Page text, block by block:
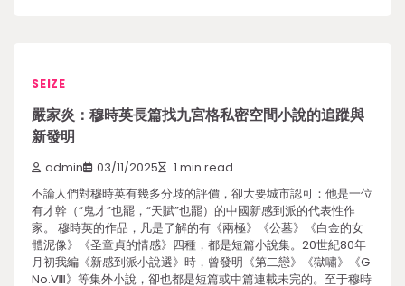
SEIZE
嚴家炎：穆時英長篇找九宮格私密空間小說的追蹤與
新發明
admin 03/11/2025 1 min read
不論人們對穆時英有幾多分歧的評價，卻大要城市認可：他是一位
有才幹（“鬼才”也罷，“天賦”也罷）的中國新感到派的代表性作
家。 穆時英的作品，凡是了解的有《兩極》《公墓》《白金的女
體泥像》《圣童貞的情感》四種，都是短篇小說集。20世紀80年
月初我編《新感到派小說選》時，曾發明《第二戀》《獄嘯》《G
No.Ⅷ》等集外小說，卻也都是短篇或中篇連載未完的。至于穆時